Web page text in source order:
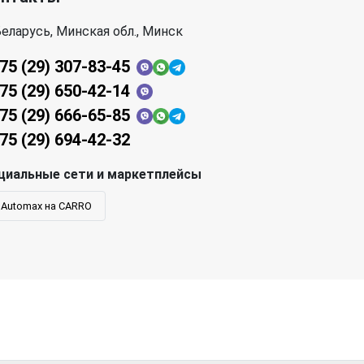
Минская обл., Минск
(29) 307-83-45
(29) 650-42-14
(29) 666-65-85
(29) 694-42-32
сети и маркетплейсы
Automax на CARRO